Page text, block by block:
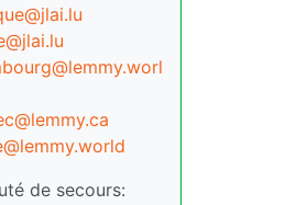
de secours: